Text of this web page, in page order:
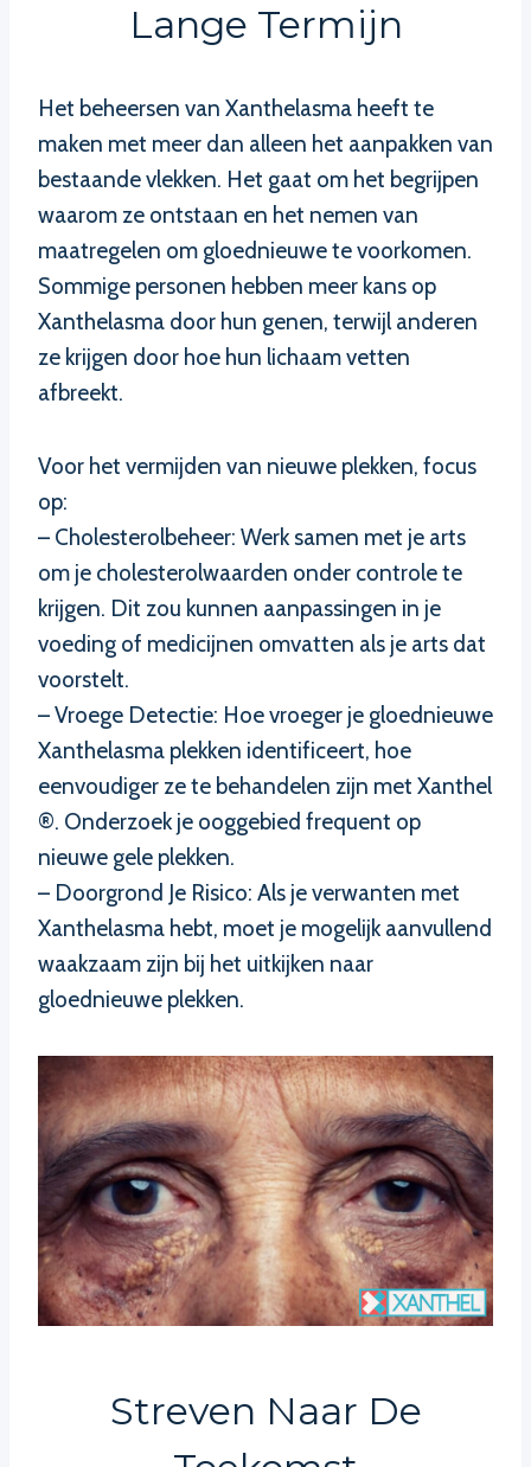
Lange Termijn
Het beheersen van Xanthelasma heeft te
maken met meer dan alleen het aanpakken van
bestaande vlekken. Het gaat om het begrijpen
waarom ze ontstaan en het nemen van
maatregelen om gloednieuwe te voorkomen.
Sommige personen hebben meer kans op
Xanthelasma door hun genen, terwijl anderen
ze krijgen door hoe hun lichaam vetten
afbreekt.
Voor het vermijden van nieuwe plekken, focus
op:
– Cholesterolbeheer: Werk samen met je arts
om je cholesterolwaarden onder controle te
krijgen. Dit zou kunnen aanpassingen in je
voeding of medicijnen omvatten als je arts dat
voorstelt.
– Vroege Detectie: Hoe vroeger je gloednieuwe
Xanthelasma plekken identificeert, hoe
eenvoudiger ze te behandelen zijn met Xanthel
®. Onderzoek je ooggebied frequent op
nieuwe gele plekken.
– Doorgrond Je Risico: Als je verwanten met
Xanthelasma hebt, moet je mogelijk aanvullend
waakzaam zijn bij het uitkijken naar
gloednieuwe plekken.
Streven Naar De